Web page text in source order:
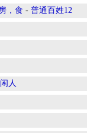
，食 - 普通百姓12
人